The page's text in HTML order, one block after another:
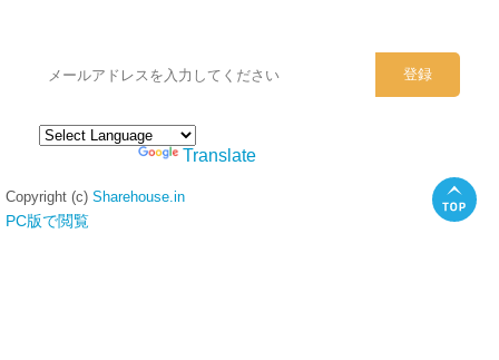
Translate
Copyright (c) Sharehouse.in
PC版で閲覧